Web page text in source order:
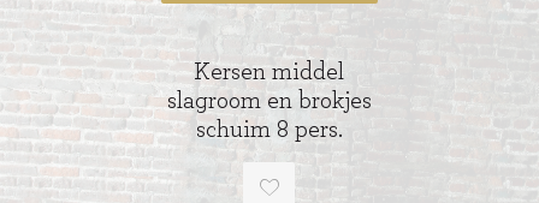
Kersen middel
slagroom en brokjes
schuim 8 pers.